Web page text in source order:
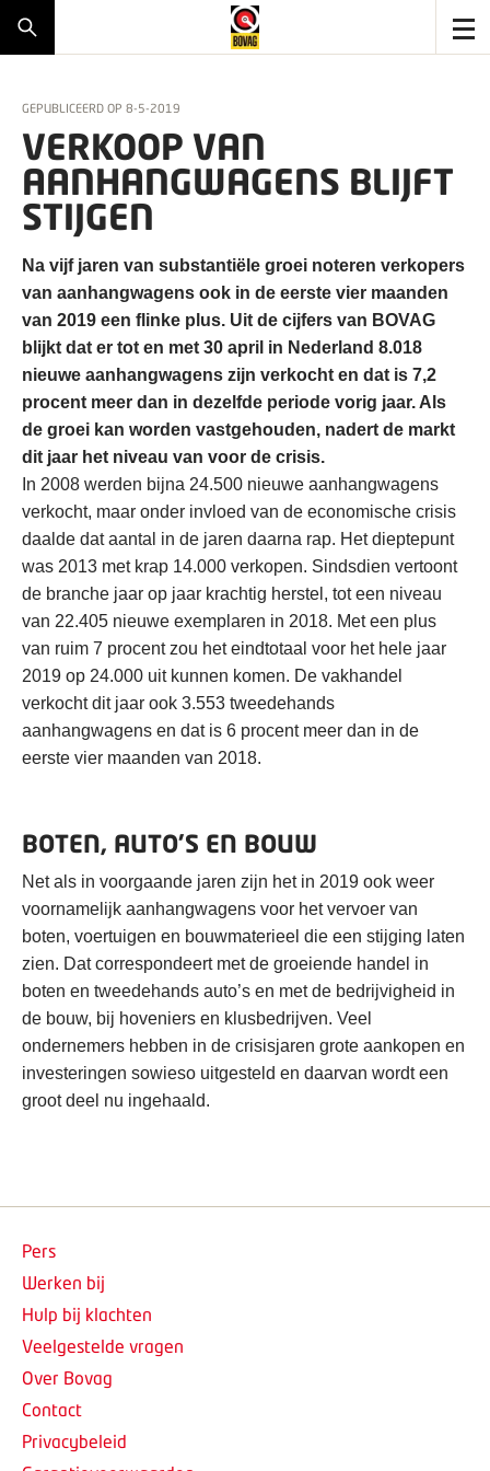
GEPUBLICEERD OP 8-5-2019
VERKOOP VAN
AANHANGWAGENS BLIJFT
STIJGEN
Na vijf jaren van substantiële groei noteren verkopers
van aanhangwagens ook in de eerste vier maanden
van 2019 een flinke plus. Uit de cijfers van BOVAG
blijkt dat er tot en met 30 april in Nederland 8.018
nieuwe aanhangwagens zijn verkocht en dat is 7,2
procent meer dan in dezelfde periode vorig jaar. Als
de groei kan worden vastgehouden, nadert de markt
dit jaar het niveau van voor de crisis.
In 2008 werden bijna 24.500 nieuwe aanhangwagens
verkocht, maar onder invloed van de economische crisis
daalde dat aantal in de jaren daarna rap. Het dieptepunt
was 2013 met krap 14.000 verkopen. Sindsdien vertoont
de branche jaar op jaar krachtig herstel, tot een niveau
van 22.405 nieuwe exemplaren in 2018. Met een plus
van ruim 7 procent zou het eindtotaal voor het hele jaar
2019 op 24.000 uit kunnen komen. De vakhandel
verkocht dit jaar ook 3.553 tweedehands
aanhangwagens en dat is 6 procent meer dan in de
eerste vier maanden van 2018.
BOTEN, AUTO’S EN BOUW
Net als in voorgaande jaren zijn het in 2019 ook weer
voornamelijk aanhangwagens voor het vervoer van
boten, voertuigen en bouwmaterieel die een stijging laten
zien. Dat correspondeert met de groeiende handel in
boten en tweedehands auto’s en met de bedrijvigheid in
de bouw, bij hoveniers en klusbedrijven. Veel
ondernemers hebben in de crisisjaren grote aankopen en
investeringen sowieso uitgesteld en daarvan wordt een
groot deel nu ingehaald.
Pers
Werken bij
Hulp bij klachten
Veelgestelde vragen
Over Bovag
Contact
Privacybeleid